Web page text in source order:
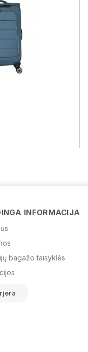
INFORMACIJA
bagažo taisyklės